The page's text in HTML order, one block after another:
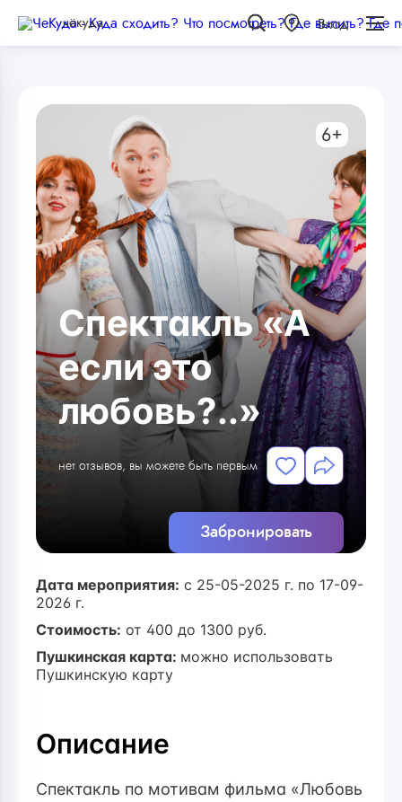
чёкуда Вход
Спектакль «А
если это
любовь?..»
нет отзывов, вы можете быть первым
Забронировать
6+
Дата мероприятия: с 25-05-2025 г. по 17-09-
2026 г.
Стоимость: от 400 до 1300 руб.
Пушкинская карта: можно использовать
Пушкинскую карту
Описание
Спектакль по мотивам фильма «Любовь